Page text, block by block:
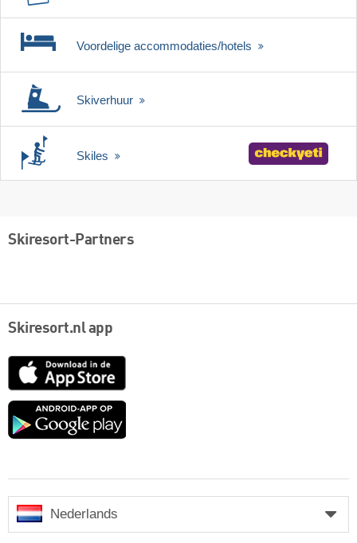
Voordelige accommodaties/hotels
Skiverhuur
Skiles
Skiresort-Partners
Skiresort.nl app
App
Google
Nederlands